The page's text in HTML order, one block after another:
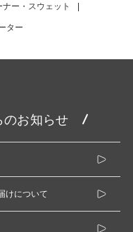
ー・スウェット |
ター
のお知らせ
けについて